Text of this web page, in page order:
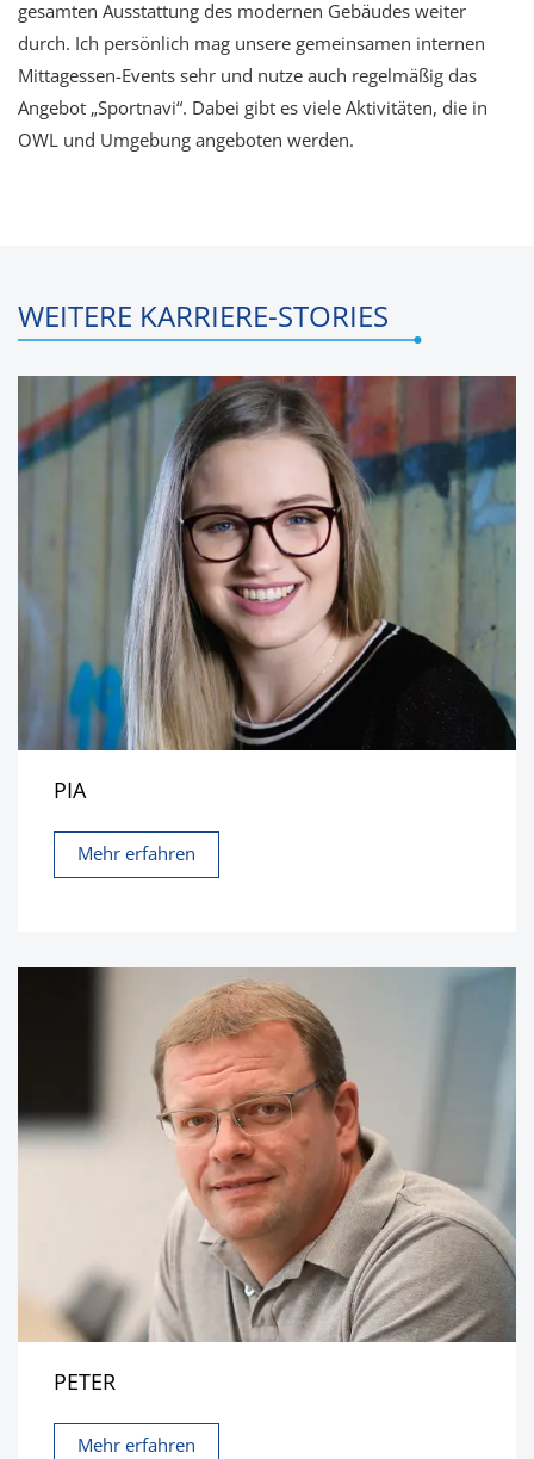
gesamten Ausstattung des modernen Gebäudes weiter
durch. Ich persönlich mag unsere gemeinsamen internen
Mittagessen-Events sehr und nutze auch regelmäßig das
Angebot „Sportnavi“. Dabei gibt es viele Aktivitäten, die in
OWL und Umgebung angeboten werden.
WEITERE KARRIERE-STORIES
PIA
Mehr erfahren
PETER
Mehr erfahren